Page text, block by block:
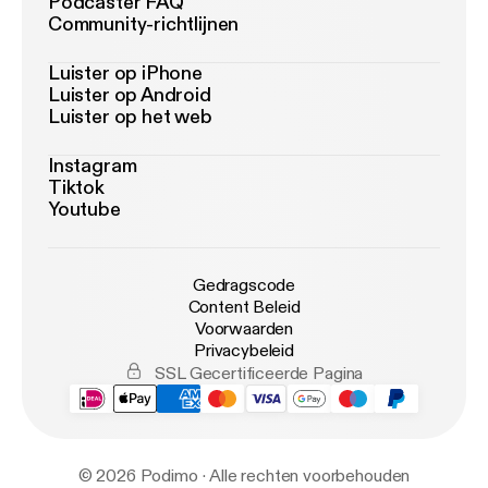
Community-richtlijnen
Luister op iPhone
Luister op Android
Luister op het web
Instagram
Tiktok
Youtube
Gedragscode
Content Beleid
Voorwaarden
Privacybeleid
SSL Gecertificeerde Pagina
© 2026 Podimo · Alle rechten voorbehouden